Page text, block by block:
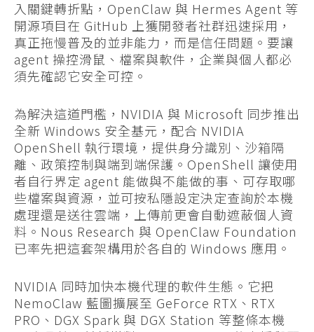
入關鍵轉折點，OpenClaw 與 Hermes Agent 等
開源項目在 GitHub 上獲開發者社群迅速採用，
真正拖慢普及的並非能力，而是信任問題。要讓
agent 操控滑鼠、檔案與軟件，企業與個人都必
須先確認它安全可控。
為解決這道門檻，NVIDIA 與 Microsoft 同步推出
全新 Windows 安全基元，配合 NVIDIA
OpenShell 執行環境，提供身分識別、沙箱隔
離、政策控制與端到端保護。OpenShell 讓使用
者自行界定 agent 能做與不能做的事、可存取哪
些檔案與資源，並可按私隱設定決定查詢於本機
處理還是送往雲端，上傳前更會自動遮蔽個人資
料。Nous Research 與 OpenClaw Foundation
已率先把這套架構用於各自的 Windows 應用。
NVIDIA 同時加快本機代理的軟件生態。它把
NemoClaw 藍圖擴展至 GeForce RTX、RTX
PRO、DGX Spark 與 DGX Station 等整條本機